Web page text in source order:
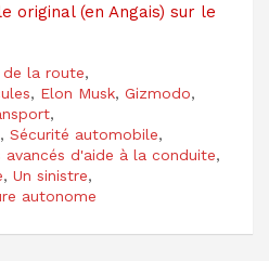
original (en Angais) sur le
la route,
, Elon Musk, Gizmodo,
,
, Sécurité automobile,
avancés d'aide à la conduite,
, Un sinistre,
autonome